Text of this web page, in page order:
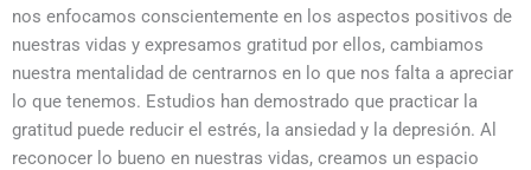
nos enfocamos conscientemente en los aspectos positivos de
nuestras vidas y expresamos gratitud por ellos, cambiamos
nuestra mentalidad de centrarnos en lo que nos falta a apreciar
lo que tenemos. Estudios han demostrado que practicar la
gratitud puede reducir el estrés, la ansiedad y la depresión. Al
reconocer lo bueno en nuestras vidas, creamos un espacio